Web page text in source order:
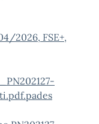
2026, FSE+,